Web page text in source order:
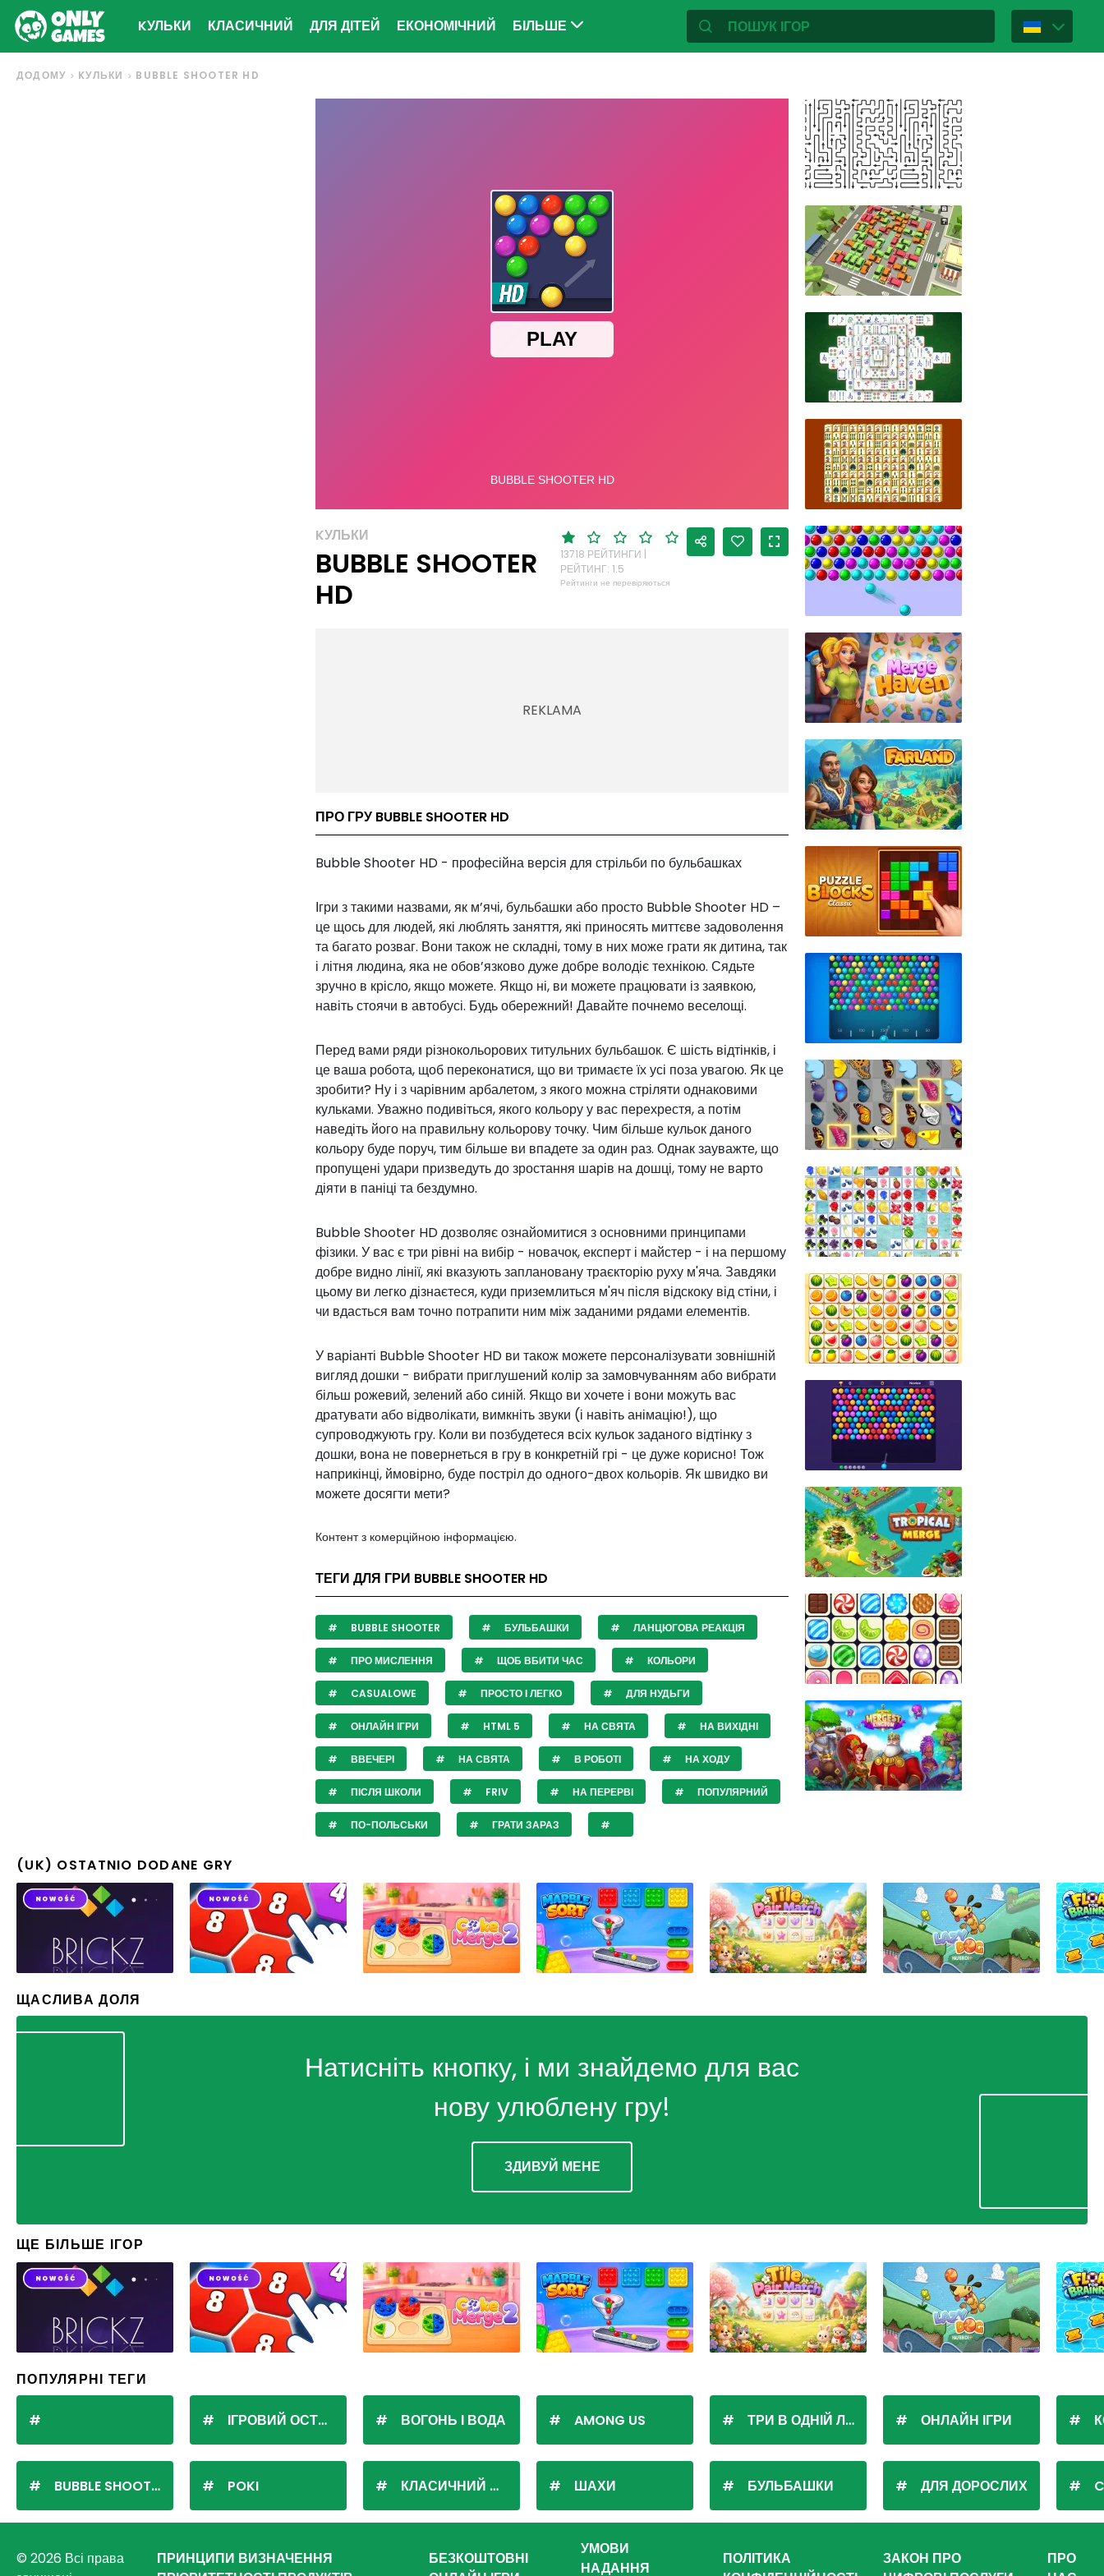
KУЛЬКИ КЛАСИЧНИЙ ДЛЯ ДІТЕЙ ЕКОНОМІЧНИЙ БІЛЬШЕ
ДОДОМУ KУЛЬКИ BUBBLE SHOOTER HD
KУЛЬКИ
BUBBLE SHOOTER
HD
13718 РЕЙТИНГИ |
РЕЙТИНГ: 1.5
Рейтинги не перевіряються
ПРО ГРУ BUBBLE SHOOTER HD
Bubble Shooter HD - професійна версія для стрільби по бульбашках
Ігри з такими назвами, як м’ячі, бульбашки або просто Bubble Shooter HD –
це щось для людей, які люблять заняття, які приносять миттєве задоволення
та багато розваг. Вони також не складні, тому в них може грати як дитина, так
і літня людина, яка не обов’язково дуже добре володіє технікою. Сядьте
зручно в крісло, якщо можете. Якщо ні, ви можете працювати із заявкою,
навіть стоячи в автобусі. Будь обережний! Давайте почнемо веселощі.
Перед вами ряди різнокольорових титульних бульбашок. Є шість відтінків, і
це ваша робота, щоб переконатися, що ви тримаєте їх усі поза увагою. Як це
зробити? Ну і з чарівним арбалетом, з якого можна стріляти однаковими
кульками. Уважно подивіться, якого кольору у вас перехрестя, а потім
наведіть його на правильну кольорову точку. Чим більше кульок даного
кольору буде поруч, тим більше ви впадете за один раз. Однак зауважте, що
пропущені удари призведуть до зростання шарів на дошці, тому не варто
діяти в паніці та бездумно.
Bubble Shooter HD дозволяє ознайомитися з основними принципами
фізики. У вас є три рівні на вибір - новачок, експерт і майстер - і на першому
добре видно лінії, які вказують заплановану траєкторію руху м'яча. Завдяки
цьому ви легко дізнаєтеся, куди приземлиться м'яч після відскоку від стіни, і
чи вдасться вам точно потрапити ним між заданими рядами елементів.
У варіанті Bubble Shooter HD ви також можете персоналізувати зовнішній
вигляд дошки - вибрати приглушений колір за замовчуванням або вибрати
більш рожевий, зелений або синій. Якщо ви хочете і вони можуть вас
дратувати або відволікати, вимкніть звуки (і навіть анімацію!), що
супроводжують гру. Коли ви позбудетеся всіх кульок заданого відтінку з
дошки, вона не повернеться в гру в конкретній грі - це дуже корисно! Тож
наприкінці, ймовірно, буде постріл до одного-двох кольорів. Як швидко ви
можете досягти мети?
Контент з комерційною інформацією.
ТЕГИ ДЛЯ ГРИ BUBBLE SHOOTER HD
BUBBLE SHOOTER БУЛЬБАШКИ ЛАНЦЮГОВА РЕАКЦІЯ
ПРО МИСЛЕННЯ ЩОБ ВБИТИ ЧАС КОЛЬОРИ
CASUALOWE ПРОСТО І ЛЕГКО ДЛЯ НУДЬГИ
ОНЛАЙН ІГРИ HTML 5 НА СВЯТА НА ВИХІДНІ
ВВЕЧЕРІ НА СВЯТА В РОБОТІ НА ХОДУ
ПІСЛЯ ШКОЛИ FRIV НА ПЕРЕРВІ ПОПУЛЯРНИЙ
ПО-ПОЛЬСЬКИ ГРАТИ ЗАРАЗ
(UK) OSTATNIO DODANE GRY
ЩАСЛИВА ДОЛЯ
Натисніть кнопку, і ми знайдемо для вас
нову улюблену гру!
ЗДИВУЙ МЕНЕ
ЩЕ БІЛЬШЕ ІГОР
ПОПУЛЯРНІ ТЕГИ
BUBBLE SHOOTER
ІГРОВИЙ ОСТРІВ
POKI
ВОГОНЬ І ВОДА
КЛАСИЧНИЙ ПАСЬЯНС
AMONG US
ШАХИ
ТРИ В ОДНІЙ ЛІНІЇ
БУЛЬБАШКИ
ОНЛАЙН ІГРИ
ДЛЯ ДОРОСЛИХ
© 2026 Всі права
ПРИНЦИПИ ВИЗНАЧЕННЯ
БЕЗКОШТОВНІ
УМОВИ
НАДАННЯ
ПОЛІТИКА
ЗАКОН ПРО
ПРО